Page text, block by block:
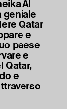
Al
geniale
Qatar
e
paese
e
Qatar,
e